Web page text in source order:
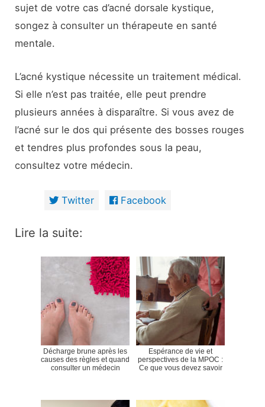
sujet de votre cas d’acné dorsale kystique,
songez à consulter un thérapeute en santé
mentale.
L’acné kystique nécessite un traitement médical.
Si elle n’est pas traitée, elle peut prendre
plusieurs années à disparaître. Si vous avez de
l’acné sur le dos qui présente des bosses rouges
et tendres plus profondes sous la peau,
consultez votre médecin.
Twitter Facebook
Lire la suite:
Décharge brune après les
causes des règles et quand
consulter un médecin
Espérance de vie et
perspectives de la MPOC :
Ce que vous devez savoir